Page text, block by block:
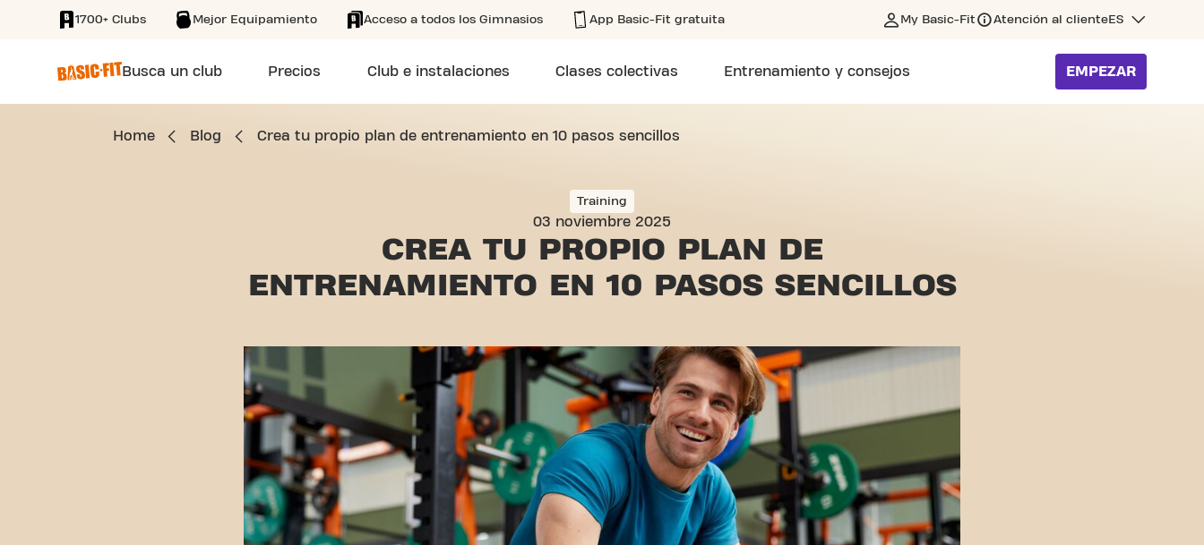
SKIP TO MAIN CONTENT
1700+ Clubs Mejor Equipamiento Acceso a todos los Gimnasios App Basic-Fit gratuita My Basic-Fit Atención al clienteES
Busca un club Precios Club e instalaciones Clases colectivas Entrenamiento y consejos EMPEZAR
Home Blog Crea tu propio plan de entrenamiento en 10 pasos sencillos
Training
03 noviembre 2025
CREA TU PROPIO PLAN DE
ENTRENAMIENTO EN 10 PASOS SENCILLOS